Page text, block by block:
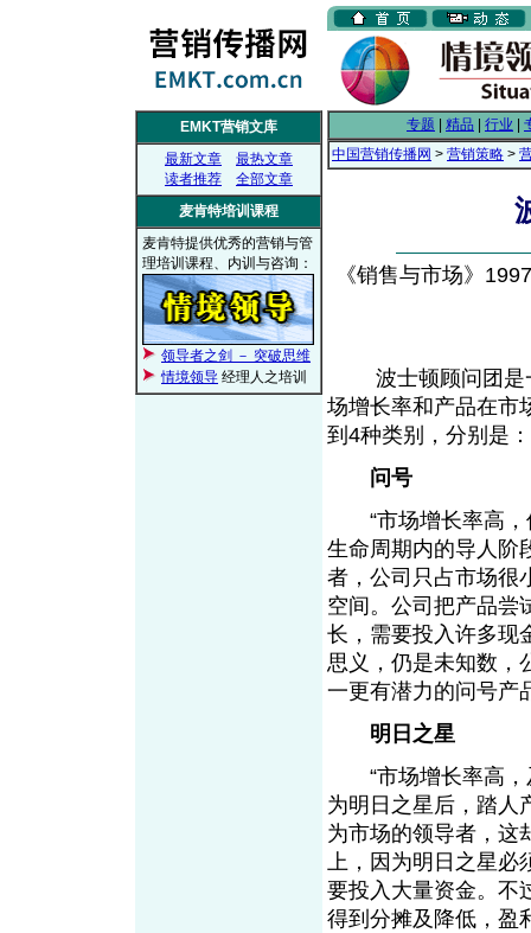
EMKT营销文库
最新文章
最热文章
读者推荐
全部文章
麦肯特培训课程
麦肯特提供优秀的营销与管
理培训课程、内训与咨询：
领导者之剑 － 突破思维
情境领导 经理人之培训
专题 精品 行业
中国营销传播网 > 营销策略 >
《销售与市场》
波士顿顾问团是一
场增长率和产品在市
到4种类别，分别是
问号
“市场增长率高，
生命周期内的导人阶
者，公司只占市场很
空间。公司把产品尝
长，需要投入许多现
思义，仍是未知数，
一更有潜力的问号产
明日之星
“市场增长率高，
为明日之星后，踏人
为市场的领导者，这
上，因为明日之星必
要投入大量资金。不
得到分摊及降低，盈